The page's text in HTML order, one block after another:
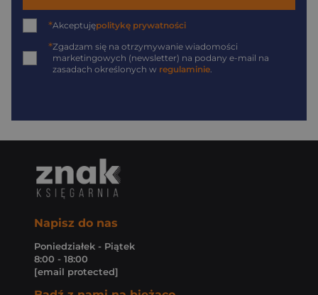
*Akceptujępolitykę prywatności
*Zgadzam się na otrzymywanie wiadomości
marketingowych (newsletter) na podany e-mail na
zasadach określonych w regulaminie
Napisz do nas
Poniedziałek - Piątek
8:00 - 18:00
[email protected]